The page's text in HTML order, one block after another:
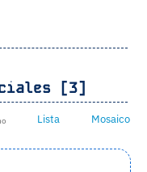
[3]
Lista Mosaico